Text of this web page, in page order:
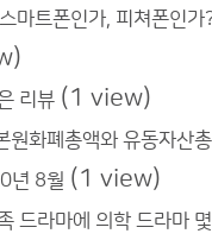
마트폰인가, 피쳐폰인가
리뷰 (1 view)
원화폐총액와 유동자산
년 8월 (1 view)
드라마에 의학 드라마